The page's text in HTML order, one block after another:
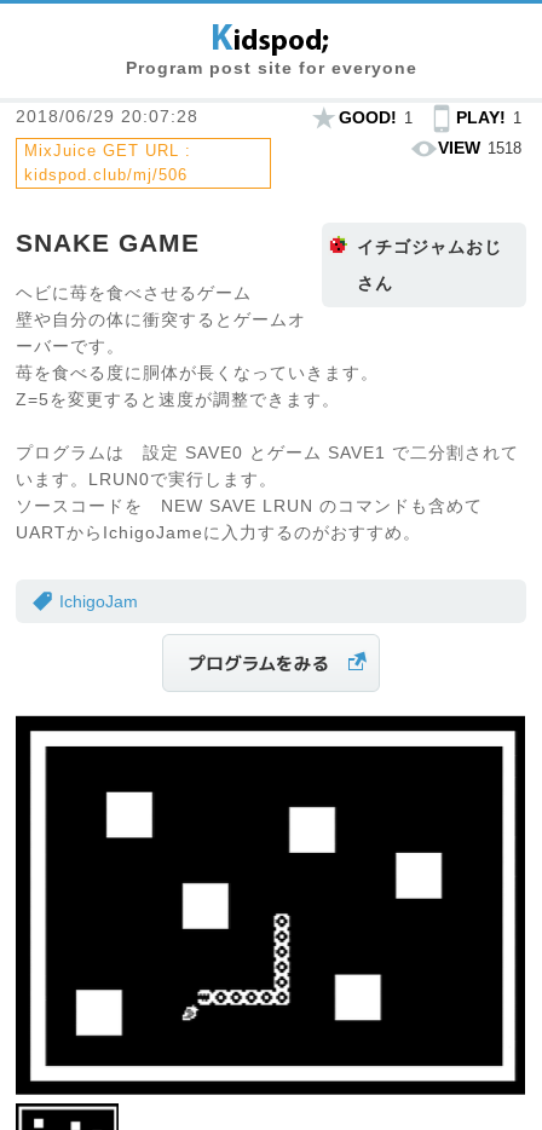
Program post site for everyone
2018/06/29 20:07:28
MixJuice GET URL :
kidspod.club/mj/506
GOOD! 1 PLAY! 1
VIEW 1518
イチゴジャムおじ
さん
SNAKE GAME
ヘビに苺を食べさせるゲーム
壁や自分の体に衝突するとゲームオ
ーバーです。
苺を食べる度に胴体が長くなっていきます。
Z=5を変更すると速度が調整できます。
プログラムは 設定 SAVE0 とゲーム SAVE1 で二分割されて
います。LRUN0で実行します。
ソースコードを NEW SAVE LRUN のコマンドも含めて
UARTからIchigoJameに入力するのがおすすめ。
IchigoJam